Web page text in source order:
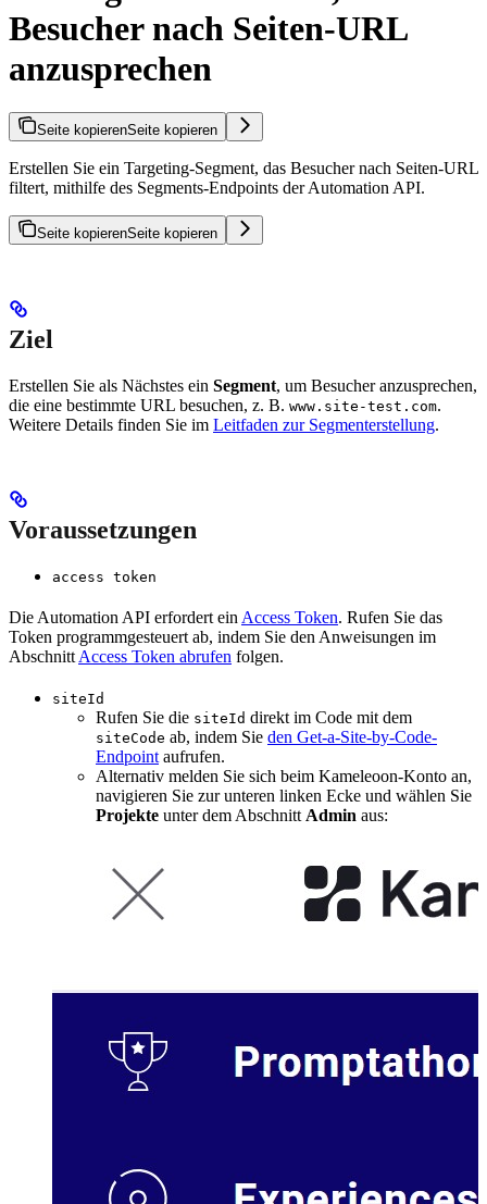
Besucher nach Seiten-URL
anzusprechen
Seite kopierenSeite kopieren
Erstellen Sie ein Targeting-Segment, das Besucher nach Seiten-URL
filtert, mithilfe des Segments-Endpoints der Automation API.
Seite kopierenSeite kopieren
Ziel
Erstellen Sie als Nächstes ein Segment, um Besucher anzusprechen,
die eine bestimmte URL besuchen, z. B. www.site-test.com.
Weitere Details finden Sie im Leitfaden zur Segmenterstellung.
Voraussetzungen
access token
Die Automation API erfordert ein Access Token. Rufen Sie das
Token programmgesteuert ab, indem Sie den Anweisungen im
Abschnitt Access Token abrufen folgen.
siteId
Rufen Sie die siteId direkt im Code mit dem
siteCode ab, indem Sie den Get-a-Site-by-Code-
Endpoint aufrufen.
Alternativ melden Sie sich beim Kameleoon-Konto an,
navigieren Sie zur unteren linken Ecke und wählen Sie
Projekte unter dem Abschnitt Admin aus: